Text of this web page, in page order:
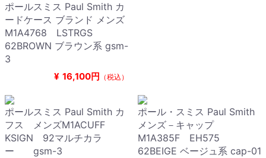
ポールスミス Paul Smith カ
ードケース ブランド メンズ
M1A4768 LSTRGS
62BROWN ブラウン系 gsm-
3
¥ 16,100円 （税込）
ポールスミス Paul Smith カ
フス メンズM1ACUFF
KSIGN 92マルチカラ
ー gsm-3
ポール・スミス Paul Smith
メンズ－キャップ
M1A385F EH575
62BEIGE ベージュ系 cap-01